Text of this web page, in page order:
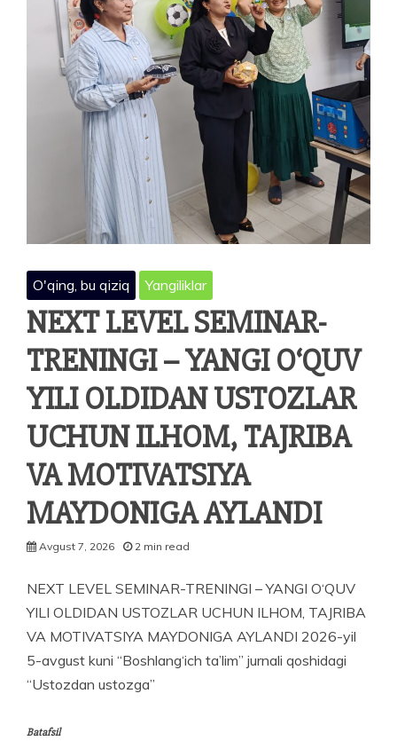
O'qing, bu qiziq Yangiliklar
NEXT LEVEL SEMINAR-
TRENINGI – YANGI O‘QUV
YILI OLDIDAN USTOZLAR
UCHUN ILHOM, TAJRIBA
VA MOTIVATSIYA
MAYDONIGA AYLANDI
Avgust 7, 2026 2 min read
NEXT LEVEL SEMINAR-TRENINGI – YANGI O‘QUV
YILI OLDIDAN USTOZLAR UCHUN ILHOM, TAJRIBA
VA MOTIVATSIYA MAYDONIGA AYLANDI 2026-yil
5-avgust kuni “Boshlang‘ich ta’lim” jurnali qoshidagi
“Ustozdan ustozga”
Batafsil